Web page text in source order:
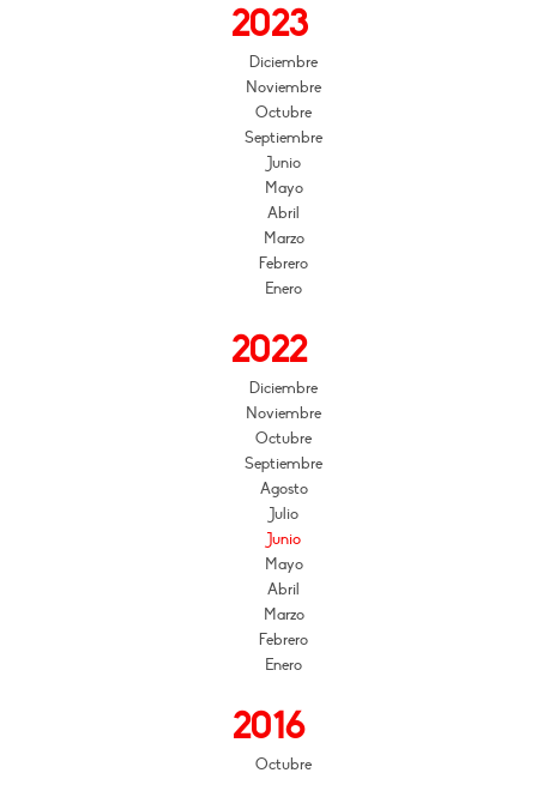
2023
Diciembre
Noviembre
Octubre
Septiembre
Junio
Mayo
Abril
Marzo
Febrero
Enero
2022
Diciembre
Noviembre
Octubre
Septiembre
Agosto
Julio
Junio
Mayo
Abril
Marzo
Febrero
Enero
2016
Octubre